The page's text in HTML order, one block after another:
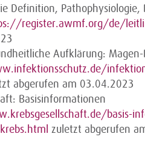
Definition, Pathophysiologie,
register.awmf.org/de/
Aufklärung:
abgerufen am 03.04.2023
Basisinformationen
basis-
zuletzt abgerufen